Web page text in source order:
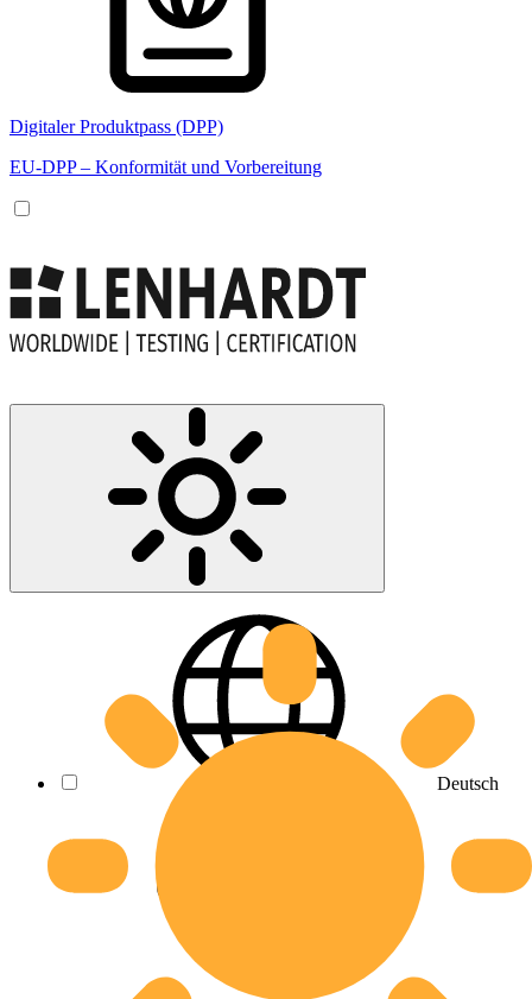
Digitaler Produktpass (DPP)
EU-DPP – Konformität und Vorbereitung
Deutsch